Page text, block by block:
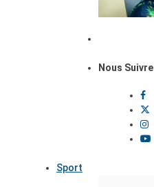
Nous Suivre
Sport